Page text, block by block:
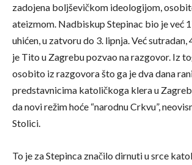
zadojena boljševičkom ideologijom,
ateizmom. Nadbiskup Stepinac bio je već
uhićen, u zatvoru do 3. lipnja. Već sutradan,
je Tito u Zagrebu pozvao na razgovor. Iz
osobito iz razgovora što ga je dva dana
predstavnicima katoličkoga klera u
da novi režim hoće “narodnu Crkvu”,
Stolici.
To je za Stepinca značilo dirnuti u srce